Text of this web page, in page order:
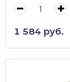
1 584 руб.